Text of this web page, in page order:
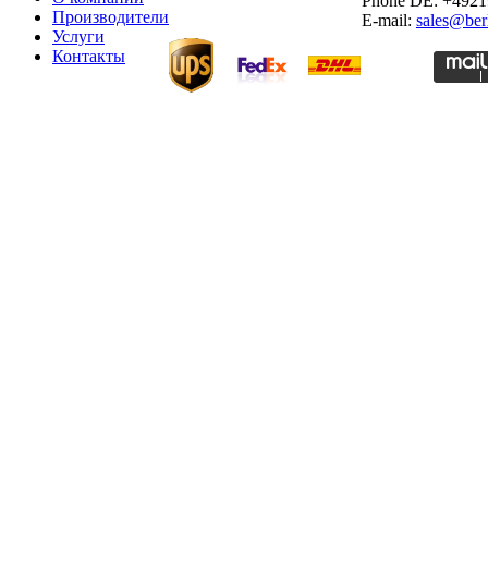
Производители
Услуги
Контакты
E-mail: